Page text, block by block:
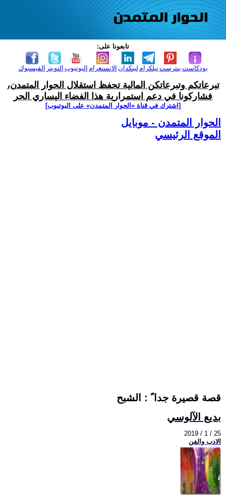
تابعونا على:
الفيسبوك التويتر اليوتيوب الانستغرام لينكدإن تيلكرامبنترست بودكاست
تبرعاتكم وتبرعاتكن المالية تحفظ استقلال الحوار المتمدن،
فشاركونا في دعم استمرارية هذا الفضاء اليساري الحر
[اشترك في قناة ‫«الحوار المتمدن» على اليوتيوب]
الحوار المتمدن - موبايل
الموقع الرئيسي
قصة قصيرة جدا ً : الشبح
بديع الآلوسي
2019 / 1 / 25
الادب والفن